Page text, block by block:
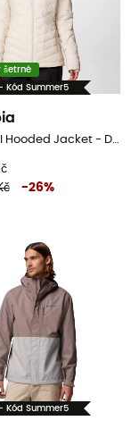
šetrné
Kód Summer5
Joy Peak II Hooded Jacket - Dámská péřova
-26%
Kód Summer5